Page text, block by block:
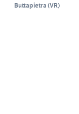
Buttapietra (VR)